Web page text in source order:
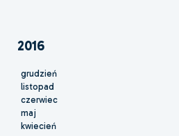
2016
grudzień
listopad
czerwiec
maj
kwiecień